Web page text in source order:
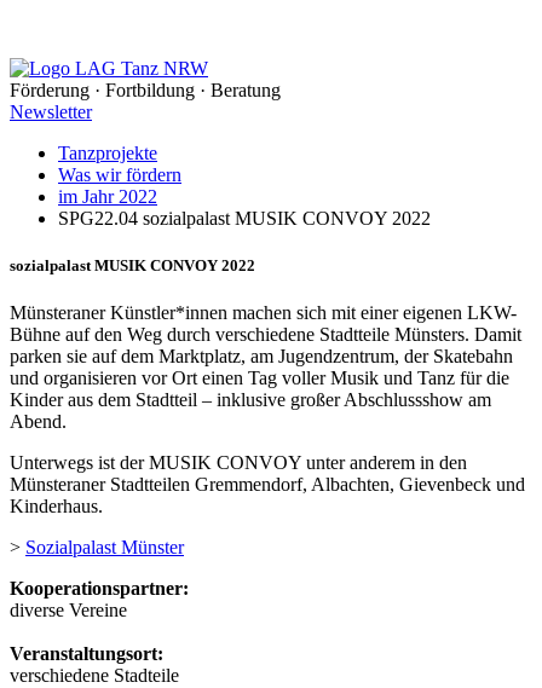
Förderung · Fortbildung · Beratung
Newsletter
Tanzprojekte
Was wir fördern
im Jahr 2022
SPG22.04 sozialpalast MUSIK CONVOY 2022
sozialpalast MUSIK CONVOY 2022
Münsteraner Künstler*innen machen sich mit einer eigenen LKW-
Bühne auf den Weg durch verschiedene Stadtteile Münsters. Damit
parken sie auf dem Marktplatz, am Jugendzentrum, der Skatebahn
und organisieren vor Ort einen Tag voller Musik und Tanz für die
Kinder aus dem Stadtteil – inklusive großer Abschlussshow am
Abend.
Unterwegs ist der MUSIK CONVOY unter anderem in den
Münsteraner Stadtteilen Gremmendorf, Albachten, Gievenbeck und
Kinderhaus.
> Sozialpalast Münster
Kooperationspartner:
diverse Vereine
Veranstaltungsort:
verschiedene Stadteile